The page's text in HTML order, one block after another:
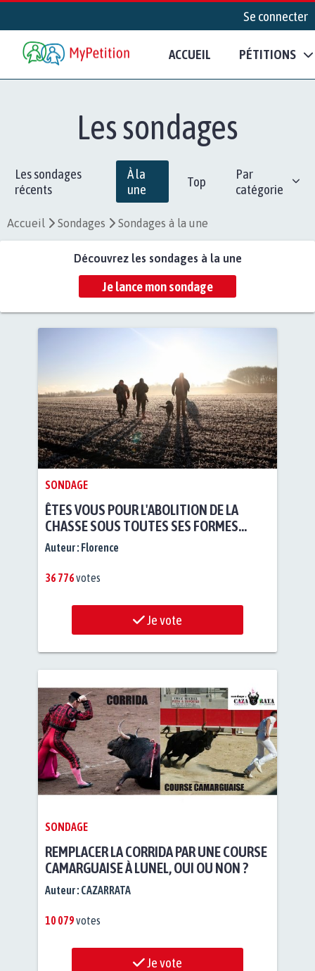
Se connecter
ACCUEIL PÉTITIONS
Les sondages
Les sondages
récents
À la
une
Top
Par
catégorie
Accueil Sondages Sondages à la une
Découvrez les sondages à la une
Je lance mon sondage
SONDAGE
ÊTES VOUS POUR L'ABOLITION DE LA
CHASSE SOUS TOUTES SES FORMES
(CHASSE TRADITIONNELLE, CHASSE À
Auteur : Florence
36 776votes
Je vote
SONDAGE
REMPLACER LA CORRIDA PAR UNE COURSE
CAMARGUAISE À LUNEL, OUI OU NON ?
Auteur : CAZARRATA
10 079votes
Je vote